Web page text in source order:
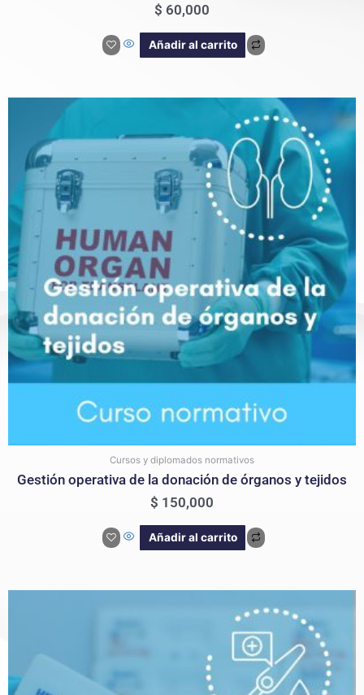
$ 60,000
Añadir al carrito
Cursos y diplomados normativos
Gestión operativa de la donación de órganos y tejidos
$ 150,000
Añadir al carrito